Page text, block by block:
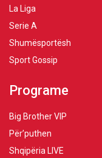
La Liga
Serie A
Shumësportësh
Sport Gossip
Programe
Big Brother VIP
Për’puthen
Shqipëria LIVE